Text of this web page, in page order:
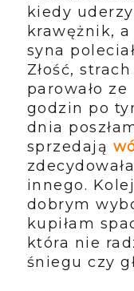
kiedy
krawężnik,
syna
Złość,
parowało
godzin po
dnia
sprzedają
innego.
dobrym
kupiłam
która nie
śniegu czy